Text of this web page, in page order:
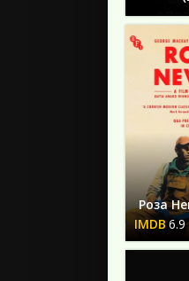
Роза
6.9